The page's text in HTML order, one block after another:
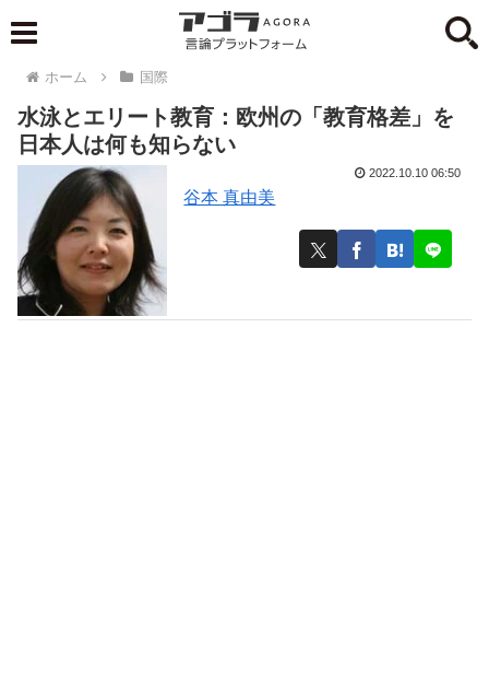
ホーム 国際
水泳とエリート教育：欧州の「教育格差」を
日本人は何も知らない
谷本 真由美
2022.10.10 06:50